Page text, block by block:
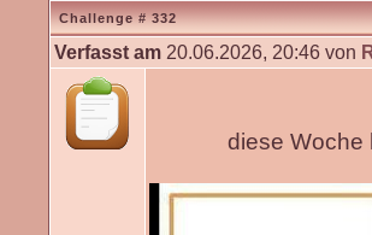
Challenge # 332
Verfasst am 20.06.2026, 20:46 von
diese Woche